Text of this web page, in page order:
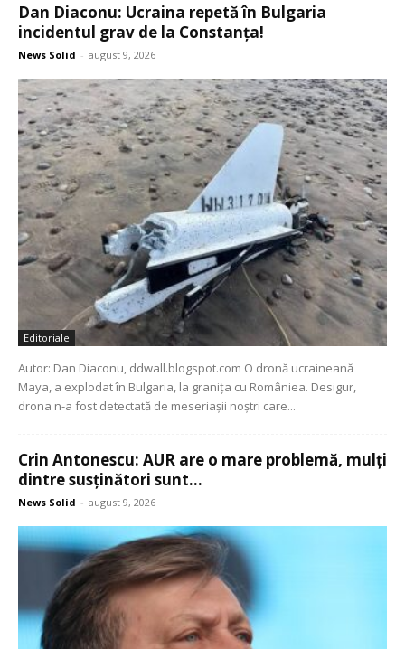
Dan Diaconu: Ucraina repetă în Bulgaria
incidentul grav de la Constanța!
News Solid - august 9, 2026
Editoriale
Autor: Dan Diaconu, ddwall.blogspot.com O dronă ucraineană
Maya, a explodat în Bulgaria, la granița cu Româniea. Desigur,
drona n-a fost detectată de meseriașii noștri care...
Crin Antonescu: AUR are o mare problemă, mulți
dintre susținători sunt...
News Solid - august 9, 2026